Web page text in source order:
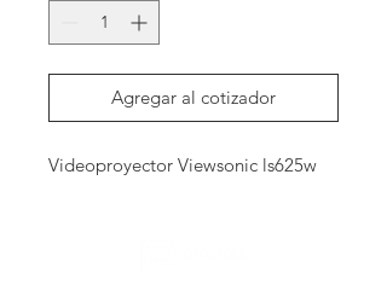
Agregar al cotizador
Videoproyector Viewsonic ls625w